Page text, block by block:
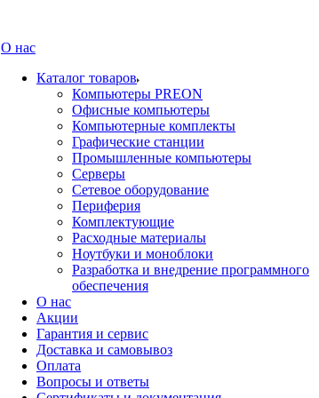
О нас
Каталог товаров
Компьютеры PREON
Офисные компьютеры
Компьютерные комплекты
Графические станции
Промышленные компьютеры
Серверы
Сетевое оборудование
Периферия
Комплектующие
Расходные материалы
Ноутбуки и моноблоки
Разработка и внедрение программного
обеспечения
О нас
Акции
Гарантия и сервис
Доставка и самовывоз
Оплата
Вопросы и ответы